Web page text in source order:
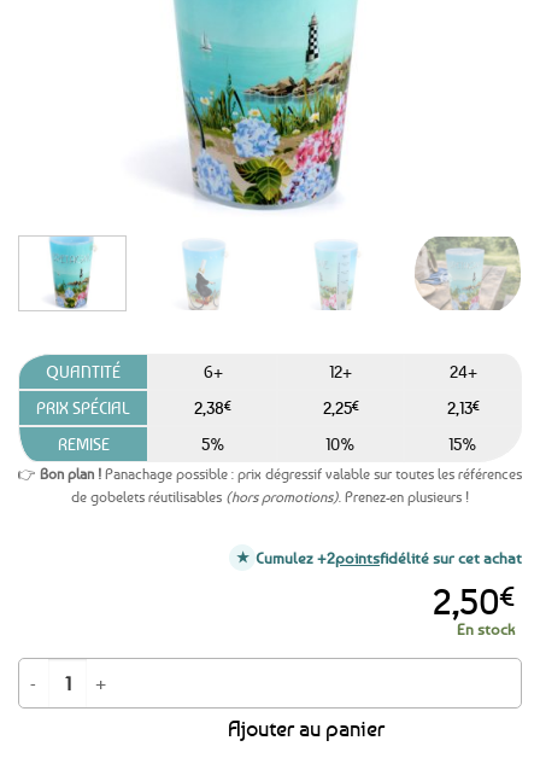
QUANTITÉ 6+ 12+
24+
PRIX SPÉCIAL
2,38€ 2,25€ 2,13€
REMISE 5% 10% 15%
👉 Bon plan ! Panachage possible : prix dégressif valable sur toutes les références
de gobelets réutilisables (hors promotions) . Prenez-en plusieurs !
2,50€
En stock
quantité de Ecocup Gobelet réutilisable Bretagne Bigoudène
Ajouter au panier
Cumulez +2pointsfidélité sur cet achat